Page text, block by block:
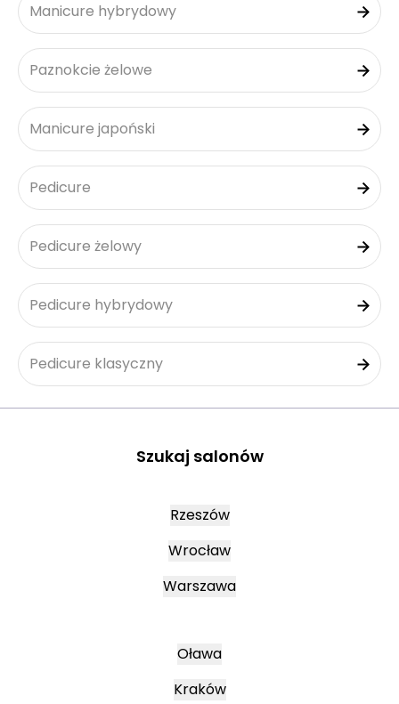
Manicure hybrydowy
Paznokcie żelowe
Manicure japoński
Pedicure
Pedicure żelowy
Pedicure hybrydowy
Pedicure klasyczny
Szukaj salonów
Rzeszów
Wrocław
Warszawa
Oława
Kraków